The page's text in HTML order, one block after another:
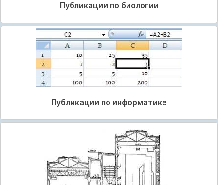
Публикации по биологии
Публикации по информатике